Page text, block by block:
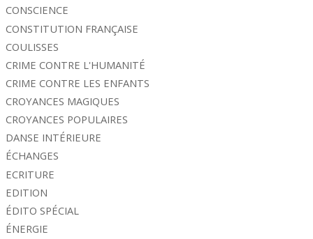
CONSCIENCE
CONSTITUTION FRANÇAISE
COULISSES
CRIME CONTRE L'HUMANITÉ
CRIME CONTRE LES ENFANTS
CROYANCES MAGIQUES
CROYANCES POPULAIRES
DANSE INTÉRIEURE
ÉCHANGES
ECRITURE
EDITION
ÉDITO SPÉCIAL
ÉNERGIE